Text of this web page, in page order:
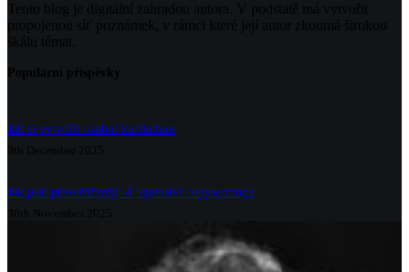
Tento blog je digitální zahradou autora. V podstatě má vytvořit
propojenou síť poznámek, v rámci které její autor zkoumá širokou
škálu témat.
Populární příspěvky
Jak si vytvořit osobní kurikulum
9th December 2025
Jak psát přesvědčivěji: 4 tajemství copywritingu
30th November 2025